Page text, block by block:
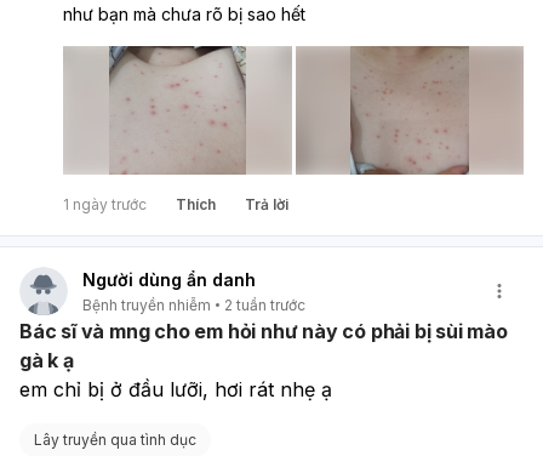
như bạn mà chưa rõ bị sao hết
1 ngày trước Thích Trả lời
Người dùng ẩn danh
Bệnh truyền nhiễm 2 tuần trước
Bác sĩ và mng cho em hỏi như này có phải bị sùi mào
gà k ạ
em chỉ bị ở đầu lưỡi, hơi rát nhẹ ạ
Lây truyền qua tình dục